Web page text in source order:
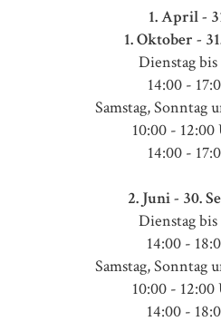
1. April -
1. Oktober -
Dienstag
14:00 -
Samstag, Sonntag
10:00 -
14:00 -
2. Juni - 30.
Dienstag
14:00 -
Samstag, Sonntag
10:00 -
14:00 -